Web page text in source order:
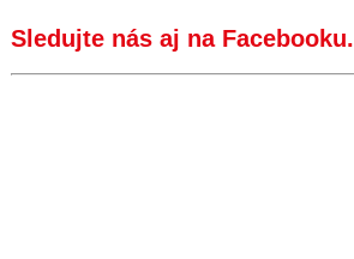
Sledujte nás aj na Facebooku.